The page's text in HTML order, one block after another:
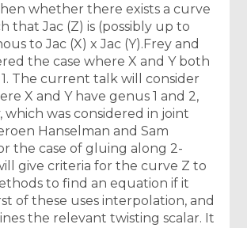
whether there exists a curve
that Jac (Z) is (possibly up to
to Jac (X) x Jac (Y).Frey and
the case where X and Y both
The current talk will consider
X and Y have genus 1 and 2,
which was considered in joint
Hanselman and Sam
the case of gluing along 2-
give criteria for the curve Z to
to find an equation if it
of these uses interpolation, and
the relevant twisting scalar. It